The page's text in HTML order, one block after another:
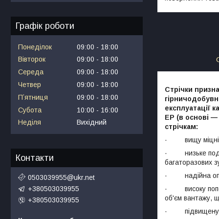
Стрічки
експлуатації
ЕР (в основі —
стрічкам:
· вищу
· низьке
багаторазових
· надійна
· високу
об'єм вантажу,
· підвищену
Графік роботи
Понеділок 09:00
18:00
Вівторок
09:00
18:00
Середа
09:00
18:00
Четвер
09:00
18:00
Пʼятниця
09:00
18:00
Субота
10:00
16:00
Неділя
Вихідний
Контакти
0503039955@ukr.net
+380503039955
+380503039955